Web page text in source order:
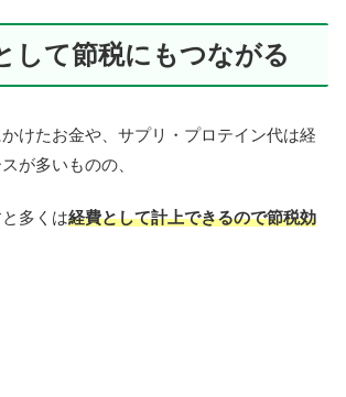
して節税にもつながる
けたお金や、サプリ・プロテイン代は経
が多いものの、
多くは経費として計上できるので節税効